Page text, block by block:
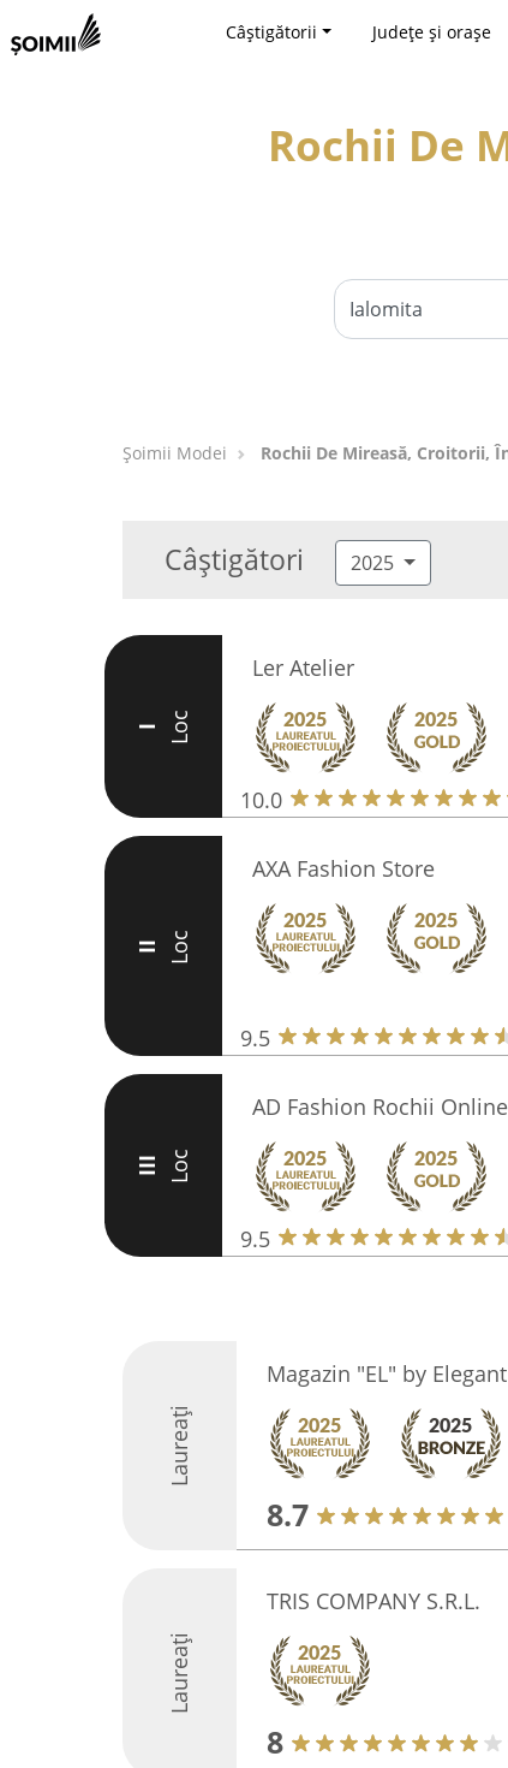
Câștigătorii Județe și orașe
Rochii De
Șoimii Modei Rochii De Mireasă, Croitorii,
Câștigători 2025
I Loc
Ler Atelier
10.0
II Loc
AXA Fashion Store
9.5
III Loc
AD Fashion Rochii Online
9.5
Laureați
Magazin "EL" by Elegant
8.7
Laureați
TRIS COMPANY S.R.L.
8